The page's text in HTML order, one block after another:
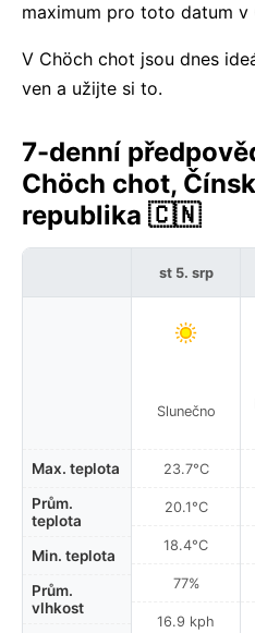
maximum pro toto datum v
V Chöch chot jsou dnes
ven a užijte si to.
7-denní
Chöch chot,
republika 🇨🇳
Max. teplota
Prům.
teplota
Min. teplota
Prům.
vlhkost
st 5. srp
Slunečno
23.7°C
20.1°C
18.4°C
77%
16.9 kph